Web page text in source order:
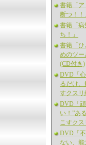
書籍「ア
断つ！！
書籍「病
ち！」
書籍「ひ
めのツ
(CD付き)
DVD「
るだけ
すクスリ
DVD「
い！”あ
こすクス
DVD「
ない、能